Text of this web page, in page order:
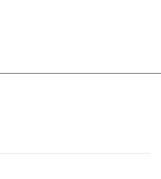
外来病毒入侵，全网瘫痪，运维人
理和清除病毒；科室机器常年不敢
法正常使用；各科室计算机需连接